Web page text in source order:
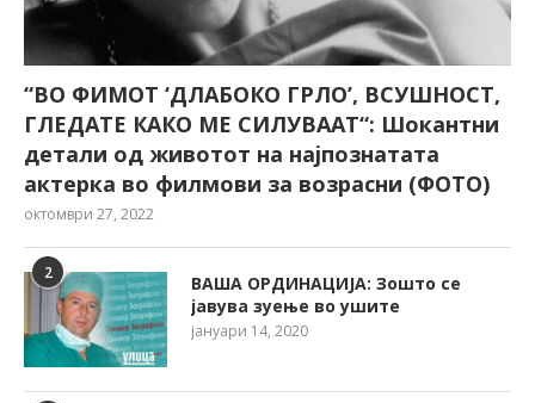
“ВО ФИМОТ ‘ДЛАБОКО ГРЛО’, ВСУШНОСТ,
ГЛЕДАТЕ КАКО МЕ СИЛУВААТ“: Шокантни
детали од животот на најпознатата
актерка во филмови за возрасни (ФОТО)
октомври 27, 2022
2
ВАША ОРДИНАЦИЈА: Зошто се
јавува зуење во ушите
јануари 14, 2020